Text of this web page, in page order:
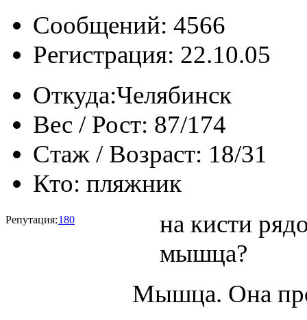
Сообщений: 4566
Регистрация: 22.10.05
Откуда:Челябинск
Вес / Рост: 87/174
Стаж / Возраст: 18/31
Кто: пляжник
Репутация:180
на кисти
мышца?
Мышца. Она